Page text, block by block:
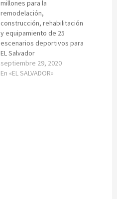
millones para la
remodelación,
construcción, rehabilitación
y equipamiento de 25
escenarios deportivos para
EL Salvador
septiembre 29, 2020
En «EL SALVADOR»